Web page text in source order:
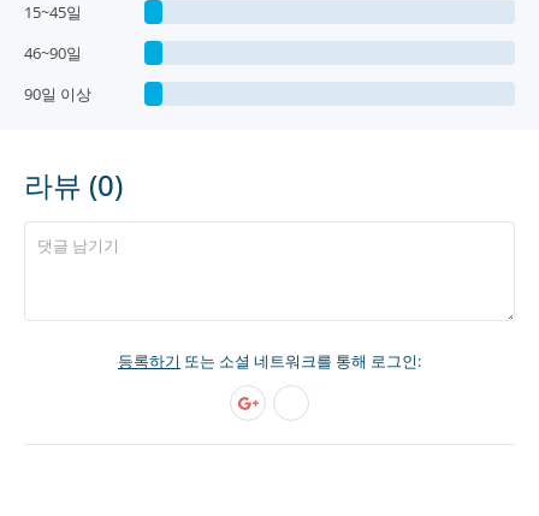
15~45일
46~90일
90일 이상
라뷰 (0)
등록하기 또는 소셜 네트워크를 통해 로그인: